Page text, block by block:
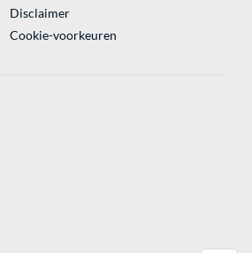
Disclaimer
Cookie-voorkeuren